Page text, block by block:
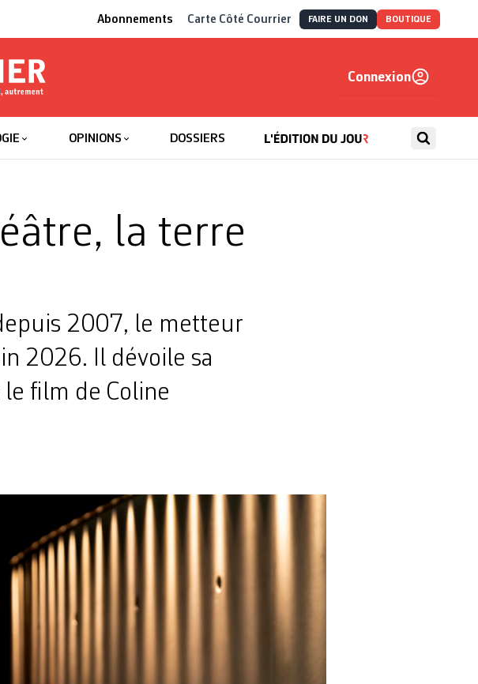
Abonnements Carte Côté Courrier FAIRE UN DON BOUTIQUE
Connexion
OPINIONS DOSSIERS
la terre
2007, le metteur
2026. Il dévoile sa
le film de Coline